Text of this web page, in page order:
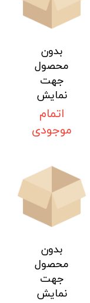
بدون
محصول
جهت
نمایش
اتمام
موجودی
بدون
محصول
جهت
نمایش